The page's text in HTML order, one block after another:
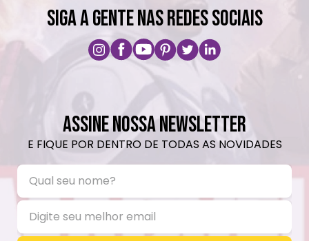
SIGA A GENTE NAS REDES SOCIAIS
ASSINE NOSSA NEWSLETTER
E FIQUE POR DENTRO DE TODAS AS NOVIDADES